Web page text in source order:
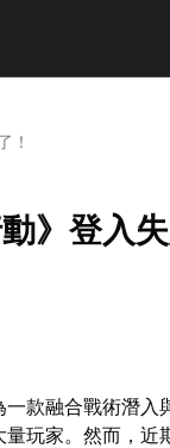
！
動》登入
一款融合戰術潛
量玩家。然而，